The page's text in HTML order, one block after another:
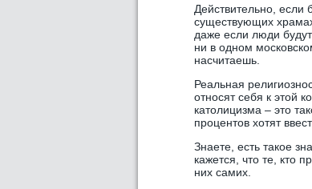
Действительно,
существующих
даже если люди
ни в одном
насчитаешь.
Реальная
относят себя к этой
католицизма – это
процентов хотят
Знаете, есть такое
кажется, что те, кто
них самих.